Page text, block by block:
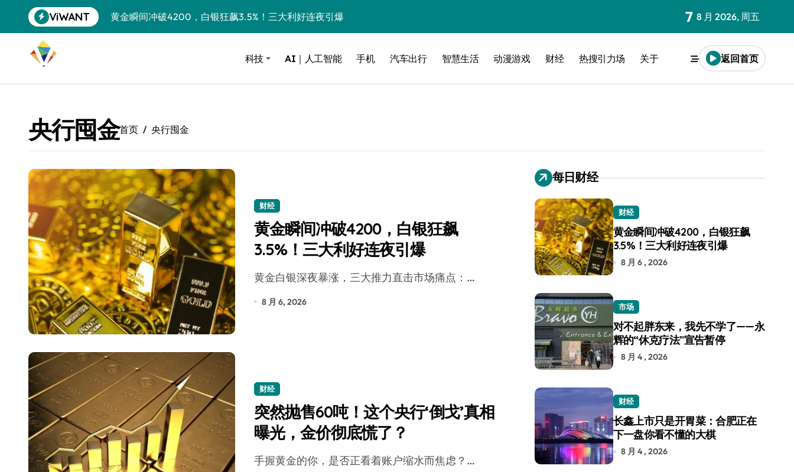
到
ViWANT
黄金瞬间冲破4200，白银狂飙3.5%！三大利好连夜引爆
Peloton 新车实测：屏幕能转、风扇怼脸，但最狠的是那个机械音
Xbox七月大崩盘：裁员3200、卖工作室、网络瘫了，微软这次真急了
谷歌DeepMind创始人辞去CEO，但继续“垂帘听政”？
400层堆叠、性能翻倍 三星把最新存储技术给了AI
召回X9、合作大众遇冷、高端梦碎：小鹏的“多事之夏”
比Model 3便宜？不，比Model 3有面儿——试驾雷克萨斯ES 500e
550亿美金！沙特把EA买了，但背了200亿的债
Xbox 25岁生日送壁纸送徽章，就是不送主机，你领不领？
别再用汽车USB给MacBook充电了！老司机教你3招真·快充
花钱买宝马，启动先看蜘蛛侠？”车主怒了：车内不是广告屏！
你的U盘格式对了吗？详解exFAT和NTFS的终极对决
维修店最怕的“作死”操作：把手机塞冰箱，你中招了吗？
轻到忽略不计 大疆Mini 2S内录实测，值不值得冲？
从“卖电视”到“定规则”：海信拿下RGB-Mini LED全球话语权
对不起胖东来，我先不学了——永辉的“休克疗法”宣告暂停
7 8 月 2026, 周五
科技 AI｜人工智能 手机 汽车出行 智慧生活 动漫游戏 财经 热搜引力场 关于 返回首页
央行囤金首页 央行囤金
财经
黄金瞬间冲破4200，白银狂飙
3.5%！三大利好连夜引爆
黄金白银深夜暴涨，三大推力直击市场痛点：…
8 月 6, 2026
财经
突然抛售60吨！这个央行‘倒戈’真相
曝光，金价彻底慌了？
手握黄金的你，是否正看着账户缩水而焦虑？…
每日财经
财经
黄金瞬间冲破4200，白银狂飙
3.5%！三大利好连夜引爆
8 月 6 , 2026
市场
对不起胖东来，我先不学了——永
辉的“休克疗法”宣告暂停
8 月 4 , 2026
财经
长鑫上市只是开胃菜：合肥正在
下一盘你看不懂的大棋
8 月 4 , 2026